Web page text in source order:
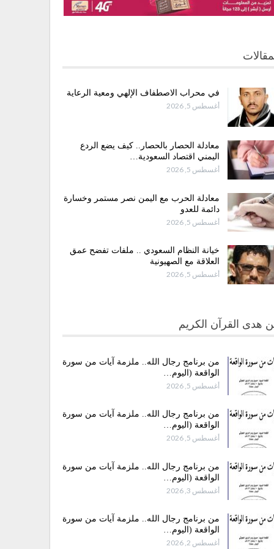
في محراب الاصطفاف الإلهي ومعية الرعاية
أغسطس 5, 2026
معادلة الحصار بالحصار.. كيف يضع الردع
اليمني اقتصاد السعودية…
أغسطس 5, 2026
معادلة الحرب مع اليمن نصر مستمر وخسارة
دائمة للعدو
أغسطس 5, 2026
خيانة النظام السعودي .. ملفات تفضح عمق
العلاقة مع الصهيونية
أغسطس 5, 2026
هدى القرآن الكريم
من برنامج رجال الله.. ملزمة آيات من سورة
الواقعة (اليوم…
أغسطس 5, 2026
من برنامج رجال الله.. ملزمة آيات من سورة
الواقعة (اليوم…
أغسطس 5, 2026
من برنامج رجال الله.. ملزمة آيات من سورة
الواقعة (اليوم…
أغسطس 3, 2026
من برنامج رجال الله.. ملزمة آيات من سورة
الواقعة (اليوم…
أغسطس 2, 2026